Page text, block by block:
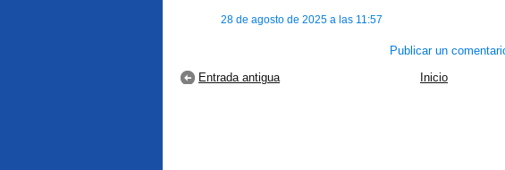
28 de agosto de 2025 a las 11:57
Publicar un
Entrada antigua Inicio